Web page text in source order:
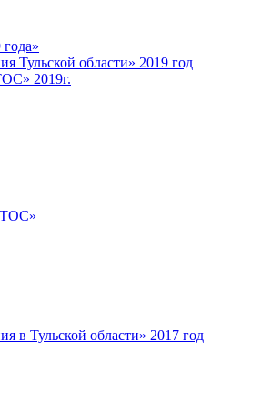
Тульской области» 2019 год
2019г.
ТОС»
в Тульской области» 2017 год